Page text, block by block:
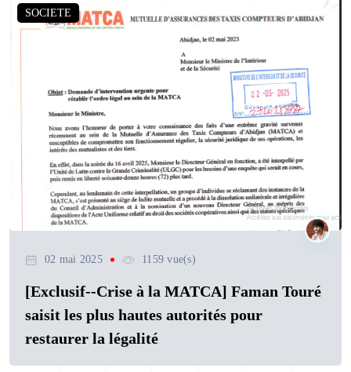
SOCIETE
02 mai 2025 1159 vue(s)
[Exclusif--Crise à la MATCA] Faman Touré
saisit les plus hautes autorités pour
restaurer la légalité